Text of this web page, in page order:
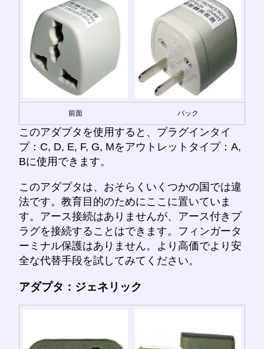
前面 バック
このアダプタを使用すると、プラグインタイ
プ：C, D, E, F, G, Mをアウトレットタイプ：A,
Bに使用できます。
このアダプタは、おそらくいくつかの国では違
法です。教育目的のためにここに置いていま
す。アース接続はありませんが、アース付きプ
ラグを接続することはできます。フィンガータ
ーミナル保護はありません。より高価でより安
全な代替手段を試してみてください。
アダプタ：ジェネリック